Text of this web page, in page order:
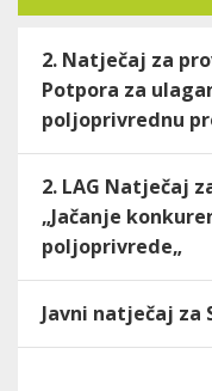
2. Natječaj za
Potpora za
poljoprivrednu
2. LAG Natječaj
„Jačanje
poljoprivrede„
Javni natječaj za